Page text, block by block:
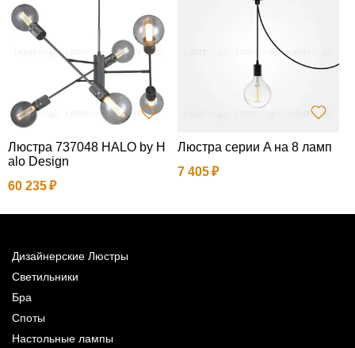
Люстра 737048 HALO by H
alo Design
60 235
Люстра серии A на 8 ламп
7 405
Дизайнерские Люстры
Светильники
Бра
Споты
Настольные лампы